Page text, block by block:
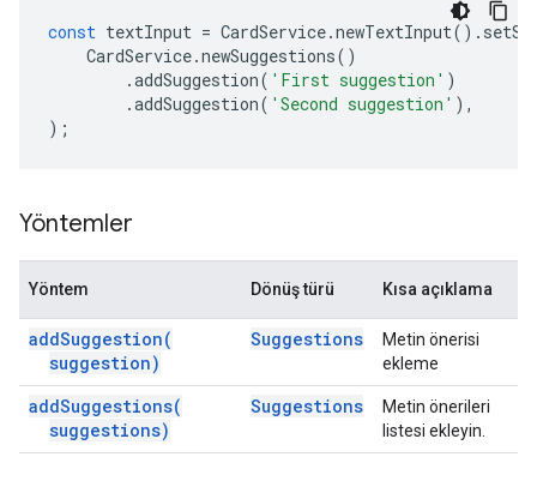
const textInput = CardService.newTextInput().
CardService.newSuggestions()
.addSuggestion( 'First suggestion' )
.addSuggestion( 'Second suggestion' ),
);
Yöntemler
Yöntem Dönüş türü Kısa açıklama
addSuggestion(
suggestion)
Suggestions
Metin önerisi
ekleme
addSuggestions(
suggestions)
Suggestions
Metin önerileri
listesi ekleyin.